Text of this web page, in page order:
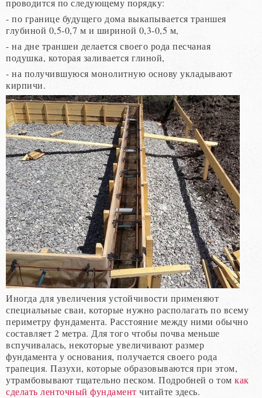
- по границе будущего дома выкапывается траншея
глубиной 0,5-0,7 м и шириной 0,3-0,5 м,
- на дне траншеи делается своего рода песчаная
подушка, которая заливается глиной,
- на получившуюся монолитную основу укладывают
кирпичи.
Иногда для увеличения устойчивости применяют
специальные сваи, которые нужно располагать по всему
периметру фундамента. Расстояние между ними обычно
составляет 2 метра. Для того чтобы почва меньше
вспучивалась, некоторые увеличивают размер
фундамента у основания, получается своего рода
трапеция. Пазухи, которые образовываются при этом,
утрамбовывают тщательно песком. Подробней о том как
сделать ленточный фундамент читайте здесь.